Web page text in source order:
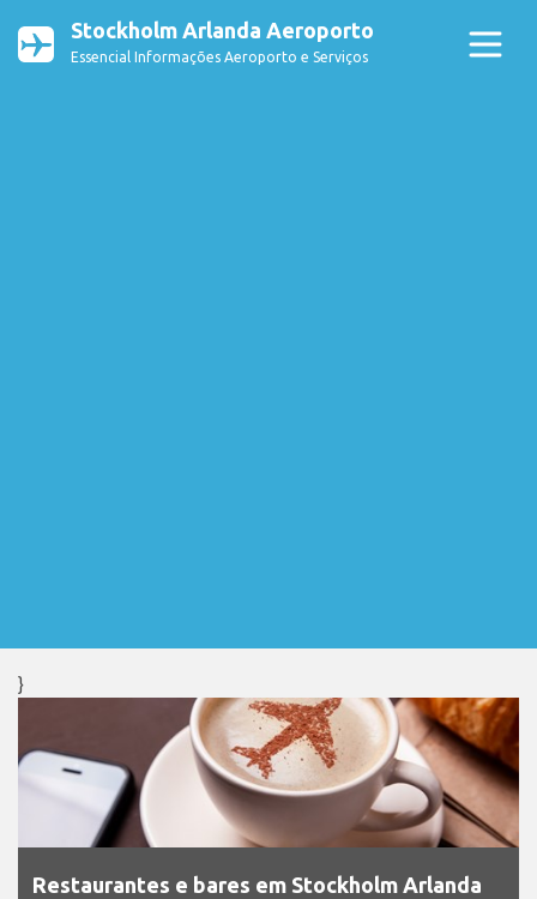
Stockholm Arlanda Aeroporto
Essencial Informações Aeroporto e Serviços
}
Restaurantes e bares em Stockholm Arlanda